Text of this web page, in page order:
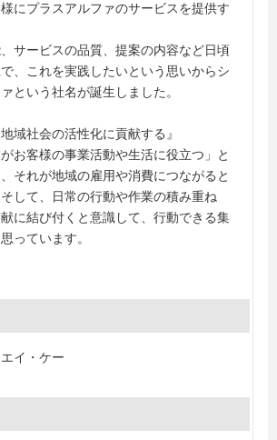
様にプラスアルファのサービスを提供す
サービスの品質、提案の内容など日頃
、これを実践したいという思いからシ
という社名が誕生しました。
域社会の活性化に貢献する』
お客様の事業活動や生活に役立つ」と
それが地域の雇用や消費につながると
して、日常の行動や作業の積み重ね
に結び付くと意識して、行動できる集
っています。
イ・ケー